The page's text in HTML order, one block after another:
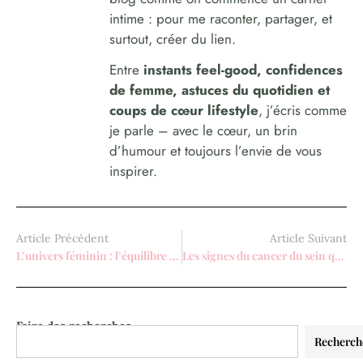
Faire des recherches
intime : pour me raconter, partager, et
surtout, créer du lien.
Entre instants feel-good, confidences
de femme, astuces du quotidien et
coups de cœur lifestyle, j’écris comme
je parle – avec le cœur, un brin
d’humour et toujours l’envie de vous
inspirer.
Article Précédent
L’univers féminin : l’équilibre entre style, bien-être et créativité
Article Suivant
Les signes du cancer du sein qui surprennent souvent